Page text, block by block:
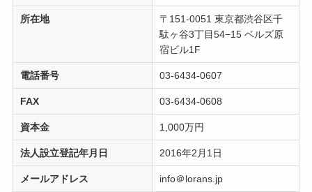
所在地
〒151-0051 東京都渋谷区千
駄ヶ谷3丁目54−15 ベルズ原
宿ビル1F
電話番号 03-6434-0607
FAX 03-6434-0608
資本金 1,000万円
法人設立登記年月日 2016年2月1日
メールアドレス info＠lorans.jp